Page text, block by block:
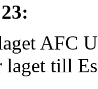
:
AFC
laget till